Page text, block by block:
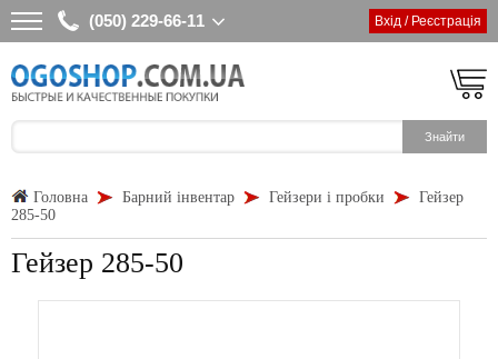
(050) 229-66-11 Вхід / Реєстрація
Головна Барний інвентар Гейзери і пробки
Гейзер
285-50
Гейзер 285-50